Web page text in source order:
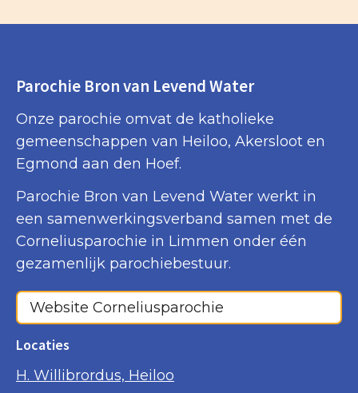
Parochie Bron van Levend Water
Onze parochie omvat de katholieke
gemeenschappen van Heiloo, Akersloot en
Egmond aan den Hoef.
Parochie Bron van Levend Water werkt in
een samenwerkingsverband samen met de
Corneliusparochie in Limmen onder één
gezamenlijk parochiebestuur.
Website Corneliusparochie
Locaties
H. Willibrordus, Heiloo